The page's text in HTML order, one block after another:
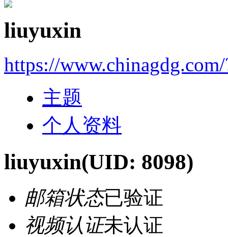
liuyuxin
https://
主题
个人资料
liuyuxin(UID: 8098)
邮箱状态已验证
视频认证未认证